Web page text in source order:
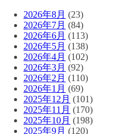
2026年8月 (23)
2026年7月 (84)
2026年6月 (113)
2026年5月 (138)
2026年4月 (102)
2026年3月 (92)
2026年2月 (110)
2026年1月 (69)
2025年12月 (101)
2025年11月 (170)
2025年10月 (198)
2025年9月 (120)